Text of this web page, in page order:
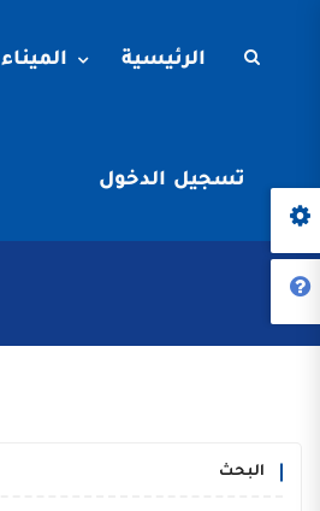
الرئيسية الميناء
تسجيل الدخول
البحث